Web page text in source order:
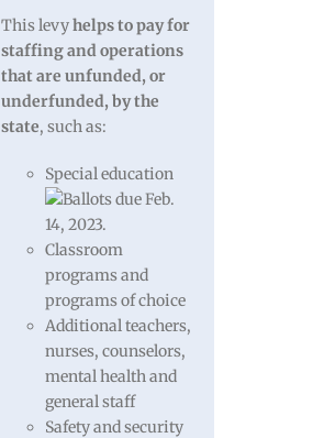
This levyhelps to pay for
staffing and operations
that are unfunded, or
underfunded, by the
state, such as:
Special education
Classroom
programs and
programs of choice
Additional teachers,
nurses, counselors,
mental health and
general staff
Safety and security